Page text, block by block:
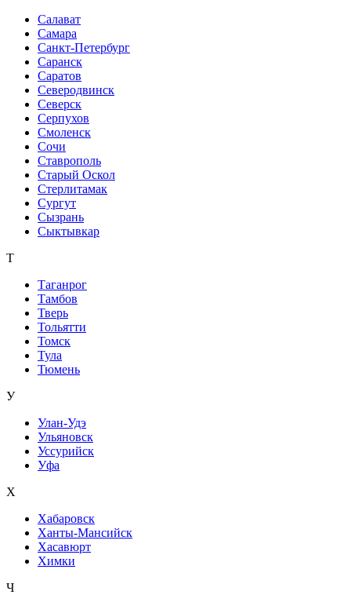
Салават
Самара
Санкт-Петербург
Саранск
Саратов
Северодвинск
Северск
Серпухов
Смоленск
Сочи
Ставрополь
Старый Оскол
Стерлитамак
Сургут
Сызрань
Сыктывкар
Т
Таганрог
Тамбов
Тверь
Тольятти
Томск
Тула
Тюмень
У
Улан-Удэ
Ульяновск
Уссурийск
Уфа
Х
Хабаровск
Ханты-Мансийск
Хасавюрт
Химки
Ч